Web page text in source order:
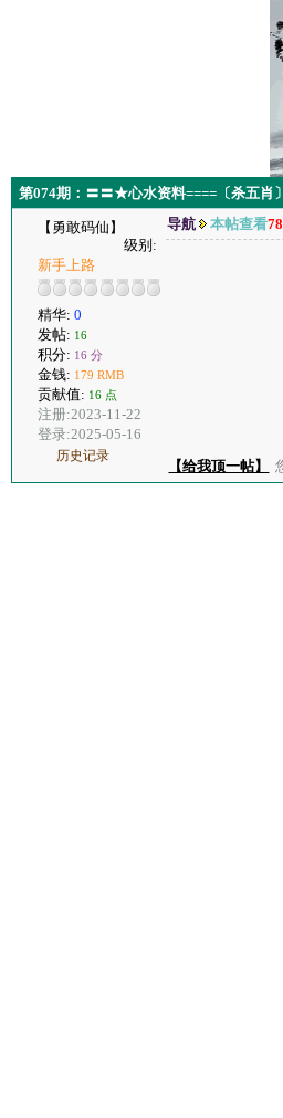
第074期：〓〓★心水资料====〔杀五肖
【勇敢码仙】
级别:
新手上路
精华: 0
发帖: 16
积分: 16 分
金钱: 179 RMB
贡献值: 16 点
注册:2023-11-22
登录:2025-05-16
历史记录
导航 本帖查看
【给我顶一帖】